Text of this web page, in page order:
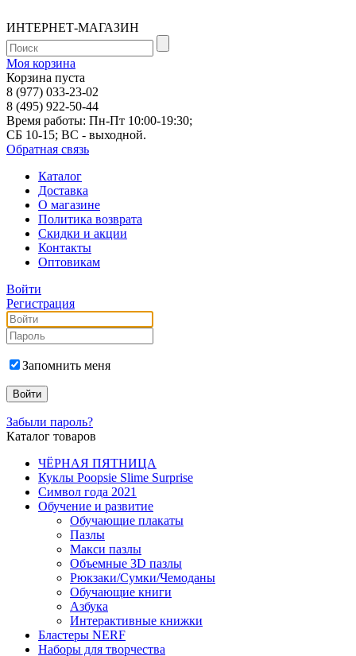
ИНТЕРНЕТ-МАГАЗИН
Моя корзина
Корзина пуста
8 (977) 033-23-02
8 (495) 922-50-44
Время работы: Пн-Пт 10:00-19:30;
СБ 10-15; ВС - выходной.
Обратная связь
Каталог
Доставка
О магазине
Политика возврата
Скидки и акции
Контакты
Оптовикам
Войти
Регистрация
Запомнить меня
Забыли пароль?
Каталог товаров
ЧЁРНАЯ ПЯТНИЦА
Куклы Poopsie Slime Surprise
Символ года 2021
Обучение и развитие
Обучающие плакаты
Пазлы
Макси пазлы
Объемные 3D пазлы
Рюкзаки/Сумки/Чемоданы
Обучающие книги
Азбука
Интерактивные книжки
Бластеры NERF
Наборы для творчества